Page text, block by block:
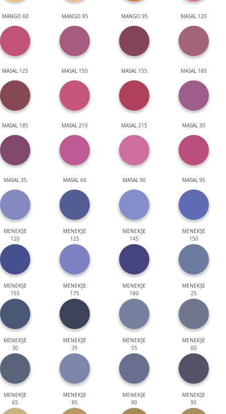
MANGO 60 MANGO 85 MANGO 95 MASAL 120
MASAL 125 MASAL 150 MASAL 155 MASAL 180
MASAL 185 MASAL 210 MASAL 215 MASAL 30
MASAL 35 MASAL 60 MASAL 90 MASAL 95
MENEKŞE
120
MENEKŞE
125
MENEKŞE
145
MENEKŞE
150
MENEKŞE
155
MENEKŞE
175
MENEKŞE
180
MENEKŞE
25
MENEKŞE
30
MENEKŞE
35
MENEKŞE
55
MENEKŞE
60
MENEKŞE
65
MENEKŞE
85
MENEKŞE
90
MENEKŞE
95